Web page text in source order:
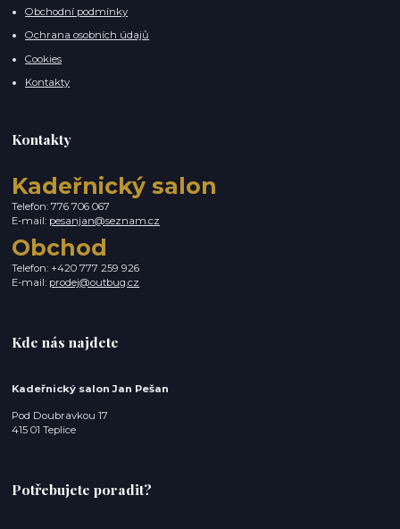
Obchodní podmínky
Ochrana osobních údajů
Cookies
Kontakty
Kontakty
Kadeřnický salon
Telefon: 776 706 067
E-mail: pesanjan@seznam.cz
Obchod
Telefon: +420 777 259 926
E-mail: prodej@outbug.cz
Kde nás najdete
Kadeřnický salon Jan Pešan
Pod Doubravkou 17
415 01 Teplice
Potřebujete poradit?